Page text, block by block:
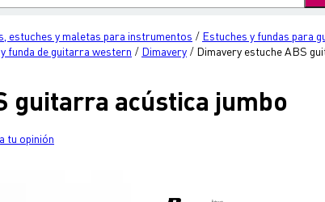
estuches y maletas para instrumentos / Estuches y fundas para
funda de guitarra western / Dimavery / Dimavery estuche ABS
guitarra acústica jumbo
tu opinión